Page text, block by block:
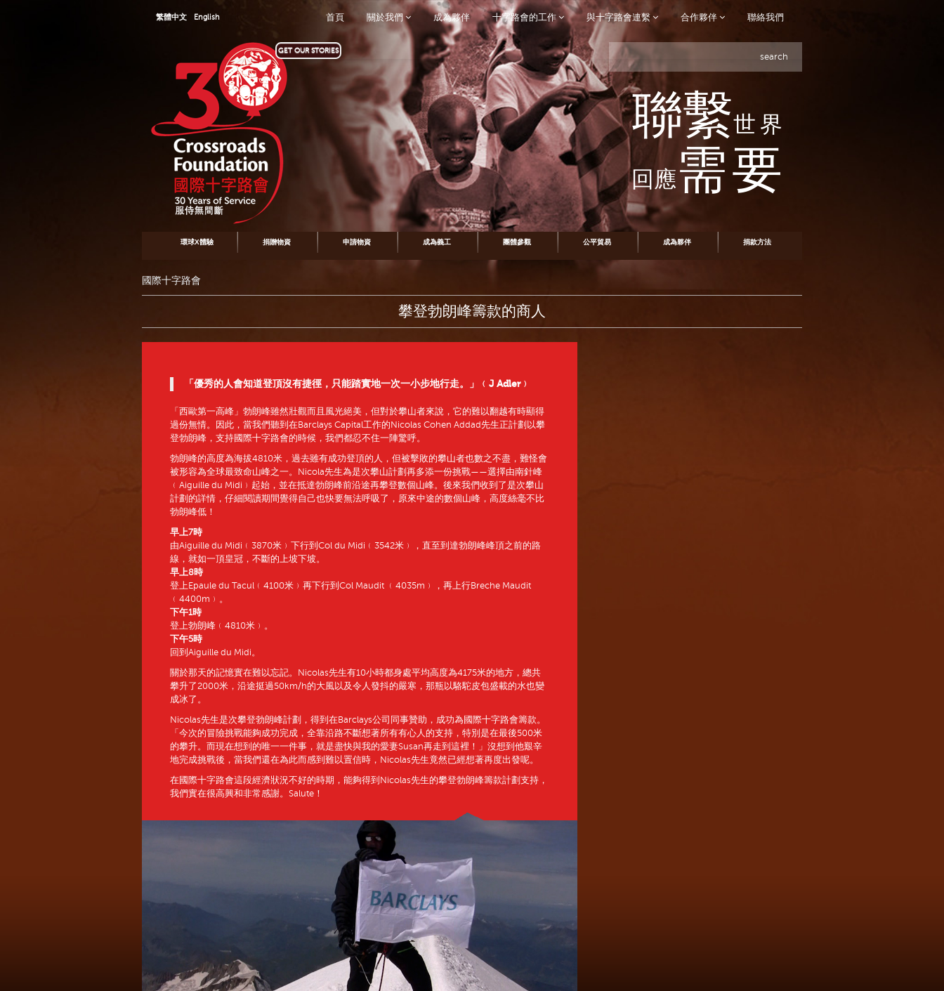
首頁 關於我們 成為夥伴 十字路會的工作 與十字路會連繫 合作夥伴 聯絡我們
繁體中文 English
GET OUR STORIES
search
聯繫世界
回應需要
環球X體驗 捐贈物資 申請物資 成為義工 團體參觀 公平貿易 成為夥伴 捐款方法
國際十字路會
攀登勃朗峰籌款的商人
「優秀的人會知道登頂沒有捷徑，只能踏實地一次一小步地行走。」﹙J Adler﹚
「西歐第一高峰」勃朗峰雖然壯觀而且風光絕美，但對於攀山者來說，它的難以翻越有時顯得
過份無情。因此，當我們聽到在Barclays Capital工作的Nicolas Cohen Addad先生正計劃以攀
登勃朗峰，支持國際十字路會的時候，我們都忍不住一陣驚呼。
勃朗峰的高度為海拔4810米，過去雖有成功登頂的人，但被擊敗的攀山者也數之不盡，難怪會
被形容為全球最致命山峰之一。Nicola先生為是次攀山計劃再多添一份挑戰——選擇由南針峰
﹙Aiguille du Midi﹚起始，並在抵達勃朗峰前沿途再攀登數個山峰。後來我們收到了是次攀山
計劃的詳情，仔細閱讀期間覺得自己也快要無法呼吸了，原來中途的數個山峰，高度絲毫不比
勃朗峰低！
早上7時
由Aiguille du Midi﹙3870米﹚下行到Col du Midi﹙3542米﹚，直至到達勃朗峰峰頂之前的路
線，就如一頂皇冠，不斷的上坡下坡。
早上8時
登上Epaule du Tacul﹙4100米﹚再下行到Col Maudit ﹙4035m﹚，再上行Breche Maudit
﹙4400m﹚。
下午1時
登上勃朗峰﹙4810米﹚。
下午5時
回到Aiguille du Midi。
關於那天的記憶實在難以忘記。Nicolas先生有10小時都身處平均高度為4175米的地方，總共
攀升了2000米，沿途挺過50km/h的大風以及令人發抖的嚴寒，那瓶以駱駝皮包盛載的水也變
成冰了。
Nicolas先生是次攀登勃朗峰計劃，得到在Barclays公司同事贊助，成功為國際十字路會籌款。
「今次的冒險挑戰能夠成功完成，全靠沿路不斷想著所有有心人的支持，特別是在最後500米
的攀升。而現在想到的唯一一件事，就是盡快與我的愛妻Susan再走到這裡！」沒想到他艱辛
地完成挑戰後，當我們還在為此而感到難以置信時，Nicolas先生竟然已經想著再度出發呢。
在國際十字路會這段經濟狀況不好的時期，能夠得到Nicolas先生的攀登勃朗峰籌款計劃支持，
我們實在很高興和非常感謝。Salute！